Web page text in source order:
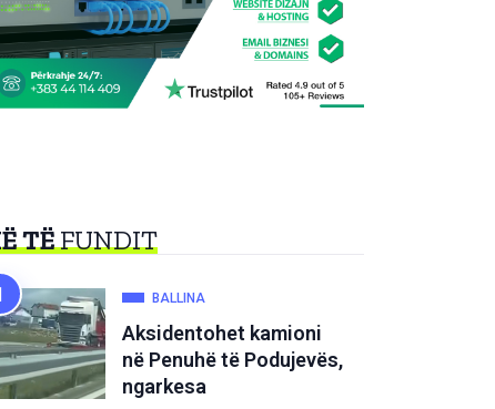
TËFUNDIT
BALLINA
Aksidentohet kamioni
në Penuhë të Podujevës,
ngarkesa